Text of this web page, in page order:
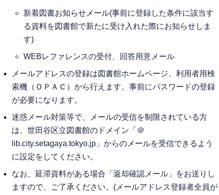
新着図書お知らせメール(事前に登録した条件に該当す
る資料を図書館で新たに受け入れた際にお知らせしま
す)
WEBレファレンスの受付、回答用意メール
メールアドレスの登録は図書館ホームページ、利用者用検
索機（ＯＰＡＣ）から行えます。事前にパスワードの登録
が必要になります。
迷惑メール対策等で、メールの受信を制限されている方
は、世田谷区立図書館のドメイン「＠
lib.city.setagaya.tokyo.jp」からのメールを受信できるよう
に設定をしてください。
なお、延滞資料がある場合「返却確認メール」をお送りし
ますので、ご了承ください。(メールアドレス登録者全員が